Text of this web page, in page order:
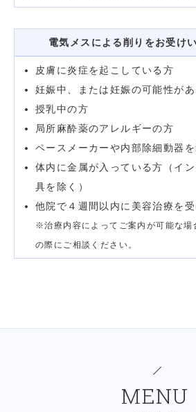
電気メスによる削りをお受け
皮膚に炎症を起こしている方
妊娠中、または妊娠の可能性が
授乳中の方
局所麻酔薬のアレルギーの方
ペースメーカーや内部除細動器
体内に金属が入っている方（イ
具を除く）
他院で４週間以内に美容治療を
※治療内容によってご案内が可能な場
の際にご相談ください。
MENU